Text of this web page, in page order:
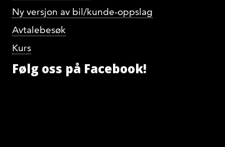
Ny versjon av bil/kunde-oppslag
Avtalebesøk
Kurs
Følg oss på Facebook!